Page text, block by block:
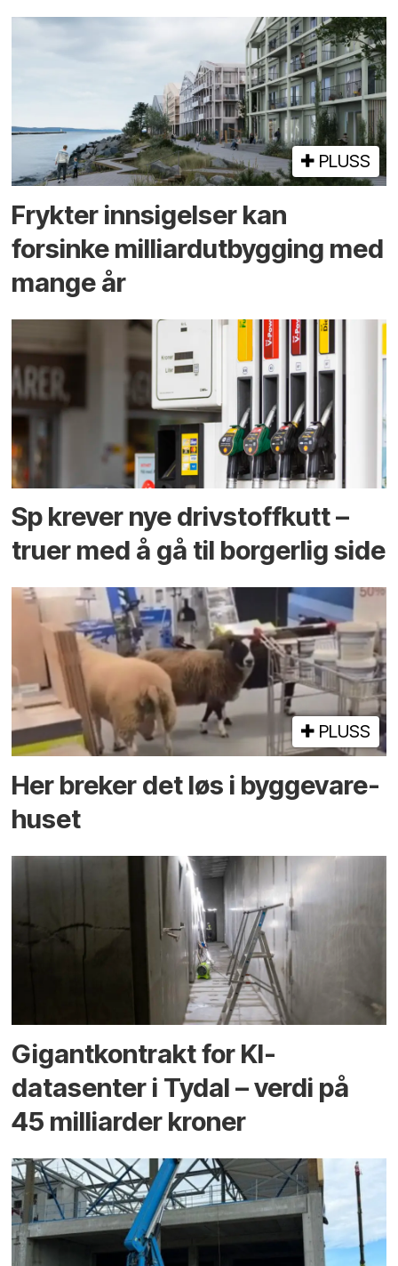
PLUSS
Frykter innsigelser kan
forsinke milliard­utbygging med
mange år
Sp krever nye drivstoffkutt –
truer med å gå til borgerlig side
PLUSS
Her breker det løs i bygge­vare­
huset
Gigantkontrakt for KI-
datasenter i Tydal – verdi på
45 milliarder kroner